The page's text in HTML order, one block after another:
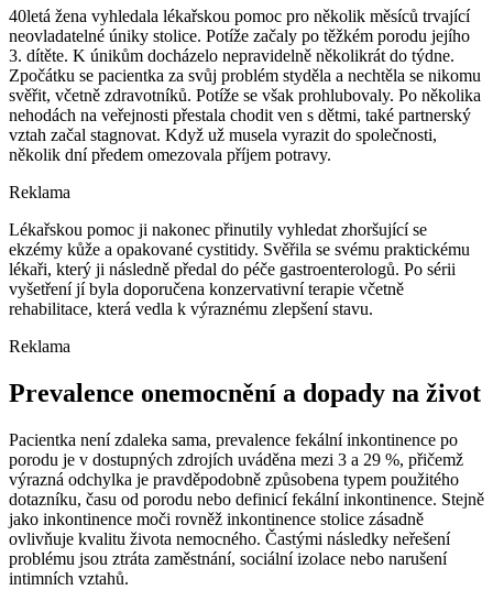
40letá žena vyhledala lékařskou pomoc pro několik měsíců trvající
neovladatelné úniky stolice. Potíže začaly po těžkém porodu jejího
3. dítěte. K únikům docházelo nepravidelně několikrát do týdne.
Zpočátku se pacientka za svůj problém styděla a nechtěla se nikomu
svěřit, včetně zdravotníků. Potíže se však prohlubovaly. Po několika
nehodách na veřejnosti přestala chodit ven s dětmi, také partnerský
vztah začal stagnovat. Když už musela vyrazit do společnosti,
několik dní předem omezovala příjem potravy.
Reklama
Lékařskou pomoc ji nakonec přinutily vyhledat zhoršující se
ekzémy kůže a opakované cystitidy. Svěřila se svému praktickému
lékaři, který ji následně předal do péče gastroenterologů. Po sérii
vyšetření jí byla doporučena konzervativní terapie včetně
rehabilitace, která vedla k výraznému zlepšení stavu.
Reklama
Prevalence onemocnění a dopady na život
Pacientka není zdaleka sama, prevalence fekální inkontinence po
porodu je v dostupných zdrojích uváděna mezi 3 a 29 %, přičemž
výrazná odchylka je pravděpodobně způsobena typem použitého
dotazníku, času od porodu nebo definicí fekální inkontinence. Stejně
jako inkontinence moči rovněž inkontinence stolice zásadně
ovlivňuje kvalitu života nemocného. Častými následky neřešení
problému jsou ztráta zaměstnání, sociální izolace nebo narušení
intimních vztahů.